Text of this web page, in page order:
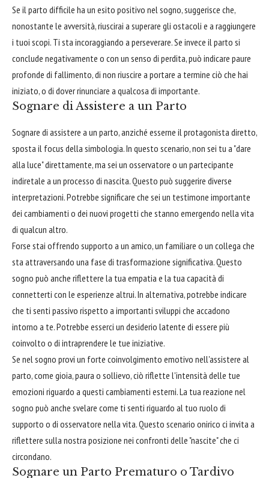
Se il parto difficile ha un esito positivo nel sogno, suggerisce che,
nonostante le avversità, riuscirai a superare gli ostacoli e a raggiungere
i tuoi scopi. Ti sta incoraggiando a perseverare. Se invece il parto si
conclude negativamente o con un senso di perdita, può indicare paure
profonde di fallimento, di non riuscire a portare a termine ciò che hai
iniziato, o di dover rinunciare a qualcosa di importante.
Sognare di Assistere a un Parto
Sognare di assistere a un parto, anziché esserne il protagonista diretto,
sposta il focus della simbologia. In questo scenario, non sei tu a "dare
alla luce" direttamente, ma sei un osservatore o un partecipante
indiretale a un processo di nascita. Questo può suggerire diverse
interpretazioni. Potrebbe significare che sei un testimone importante
dei cambiamenti o dei nuovi progetti che stanno emergendo nella vita
di qualcun altro.
Forse stai offrendo supporto a un amico, un familiare o un collega che
sta attraversando una fase di trasformazione significativa. Questo
sogno può anche riflettere la tua empatia e la tua capacità di
connetterti con le esperienze altrui. In alternativa, potrebbe indicare
che ti senti passivo rispetto a importanti sviluppi che accadono
intorno a te. Potrebbe esserci un desiderio latente di essere più
coinvolto o di intraprendere le tue iniziative.
Se nel sogno provi un forte coinvolgimento emotivo nell'assistere al
parto, come gioia, paura o sollievo, ciò riflette l'intensità delle tue
emozioni riguardo a questi cambiamenti esterni. La tua reazione nel
sogno può anche svelare come ti senti riguardo al tuo ruolo di
supporto o di osservatore nella vita. Questo scenario onirico ci invita a
riflettere sulla nostra posizione nei confronti delle "nascite" che ci
circondano.
Sognare un Parto Prematuro o Tardivo